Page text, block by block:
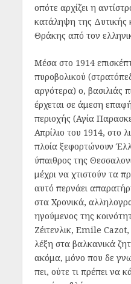
οπότε αρχίζει η
κατάληψη της Δυτικής
Θράκης από τον
Μέσα στο 1914
πυροβολικού
αργότερα) ο, βασιλιάς
έρχεται σε άμεση
περιοχής (Αγία
Απρίλιο του 1914, στο
πλοία ξεφορτώνουν
ύπαιθρος της
μέχρι να χτιστούν τα
αυτό περνάει
στα Χρονικά,
ηγούμενος της
Ζέιτενλικ, Emile
λέξη στα βαλκανικά
ακόμα, μόνο που δε
πει, ούτε τι πρέπει να